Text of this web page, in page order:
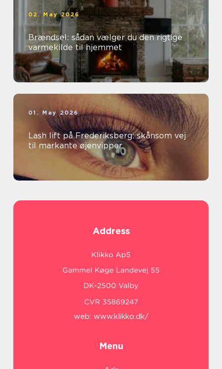
02. May 2026
Brændsel: sådan vælger du den rigtige
varmekilde til hjemmet
01. May 2026
Lash lift på Frederiksberg: skånsom vej
til markante øjenvipper
Address
web: www.klikko.dk/
Menu